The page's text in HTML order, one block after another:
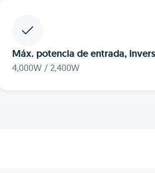
Máx. potencia de entrada,
4,000W / 2,400W